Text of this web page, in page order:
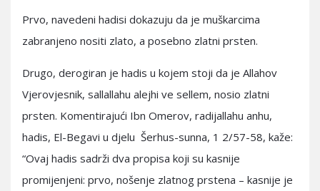
Prvo, navedeni hadisi dokazuju da je muškarcima
zabranjeno nositi zlato, a posebno zlatni prsten.
Drugo, derogiran je hadis u kojem stoji da je Allahov
Vjerovjesnik, sallallahu alejhi ve sellem, nosio zlatni
prsten. Komentirajući Ibn Omerov, radijallahu anhu,
hadis, El-Begavi u djelu Šerhus-sunna, 1 2/57-58, kaže:
“Ovaj hadis sadrži dva propisa koji su kasnije
promijenjeni: prvo, nošenje zlatnog prstena – kasnije je